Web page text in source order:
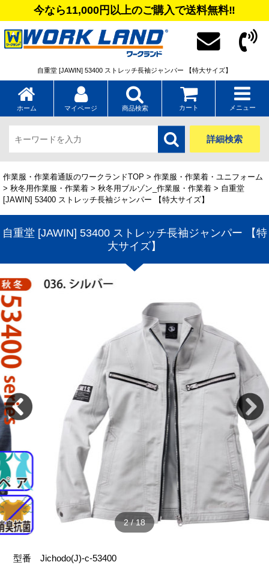
今なら11,000円以上のご購入で送料無料‼
自重堂 [JAWIN] 53400 ストレッチ長袖ジャンパー 【特大サイズ】
ホーム マイページ 商品検索 カート メニュー
詳細検索
作業服・作業着通販のワークランドTOP > 作業服・作業着・ユニフォーム
> 秋冬用作業服・作業着 > 秋冬用ブルゾン_作業服・作業着 > 自重堂
[JAWIN] 53400 ストレッチ長袖ジャンパー 【特大サイズ】
自重堂 [JAWIN] 53400 ストレッチ長袖ジャンパー 【特
大サイズ】
2/18
型番Jichodo(J)-c-53400